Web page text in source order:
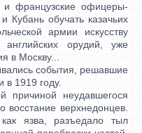
и французские офицеры-
Кубань обучать казачьих
армии искусству
орудий, уже
в Москву...
события, решавшие
в 1919 году.
неудавшегося
верхнедонцев.
язва, разъедало тыл